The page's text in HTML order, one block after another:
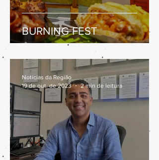
BURNING FEST
Notícias da Região
19 de out. de 2023
2 min de leitura